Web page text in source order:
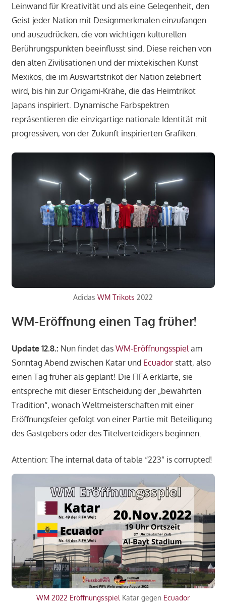
Leinwand für Kreativität und als eine Gelegenheit, den
Geist jeder Nation mit Designmerkmalen einzufangen
und auszudrücken, die von wichtigen kulturellen
Berührungspunkten beeinflusst sind. Diese reichen von
den alten Zivilisationen und der mixtekischen Kunst
Mexikos, die im Auswärtstrikot der Nation zelebriert
wird, bis hin zur Origami-Krähe, die das Heimtrikot
Japans inspiriert. Dynamische Farbspektren
repräsentieren die einzigartige nationale Identität mit
progressiven, von der Zukunft inspirierten Grafiken.
Adidas WM Trikots 2022
WM-Eröffnung einen Tag früher!
Update 12.8.: Nun findet das WM-Eröffnungsspielam
Sonntag Abend zwischen Katar und Ecuadorstatt, also
einen Tag früher als geplant! Die FIFA erklärte, sie
entspreche mit dieser Entscheidung der „bewährten
Tradition“, wonach Weltmeisterschaften mit einer
Eröffnungsfeier gefolgt von einer Partie mit Beteiligung
des Gastgebers oder des Titelverteidigers beginnen.
Attention: The internal data of table “223” is corrupted!
WM 2022 Eröffnungsspiel Katar gegen Ecuador